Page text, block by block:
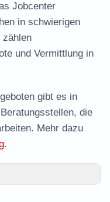
Jobcenter
in schwierigen
zählen
und Vermittlung in
gibt es in
die
Mehr dazu
.